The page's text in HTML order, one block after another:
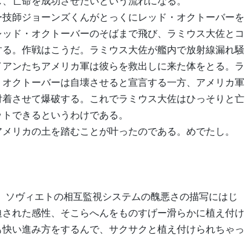
師ジョーンズくんがとっくにレッド・オクトーバーを
ド・オクトーバーのそばまで飛び、ラミウス大佐とコ
。作戦はこうだ。ラミウス大佐が艦内で放射線漏れ騒
ンたちアメリカ軍は彼らを救出しに来た体をとる。ラ
クトーバーは自壊させると宣言する一方、アメリカ軍
させて爆破する。これでラミウス大佐はひっそりと亡
できるというわけである。
リカの土を踏むことが叶ったのである。めでたし。
ヴィエトの相互監視システムの醜悪さの描写にはじ
れた感性、そこらへんをものすげー滑らかに植え付け
い進み方をするんで、サクサクと植え付けられちゃっ